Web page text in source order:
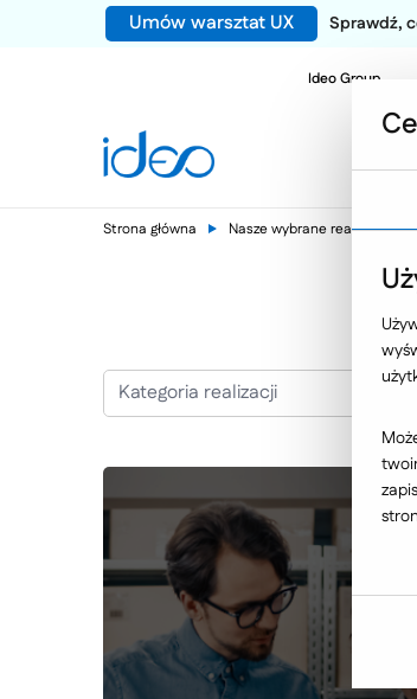
Umów warsztat UX Sprawdź,
Ideo Group
Strona główna Nasze wybrane realizacje
Kategoria realizacji